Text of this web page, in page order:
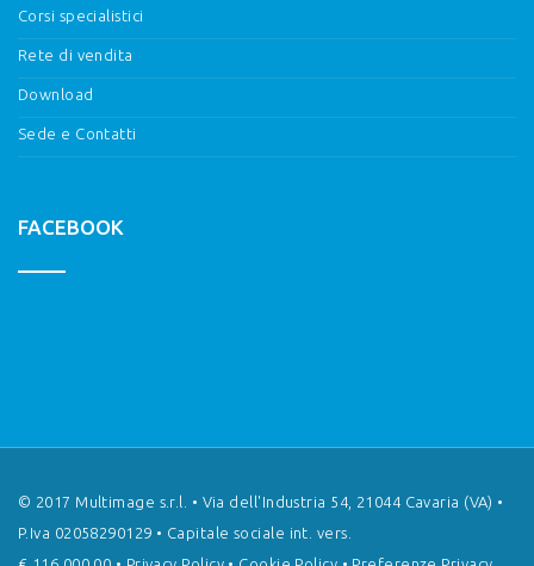
Corsi specialistici
Rete di vendita
Download
Sede e Contatti
FACEBOOK
© 2017 Multimage s.r.l. • Via dell'Industria 54, 21044 Cavaria (VA) •
P.Iva 02058290129 • Capitale sociale int. vers.